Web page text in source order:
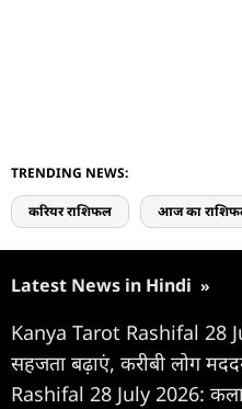
TRENDING NEWS:
करियर राशिफल आज का
Latest News in Hindi »
Kanya Tarot Rashifal 28
सहजता बढ़ाएं, करीबी लोग
Rashifal 28 July 2026: